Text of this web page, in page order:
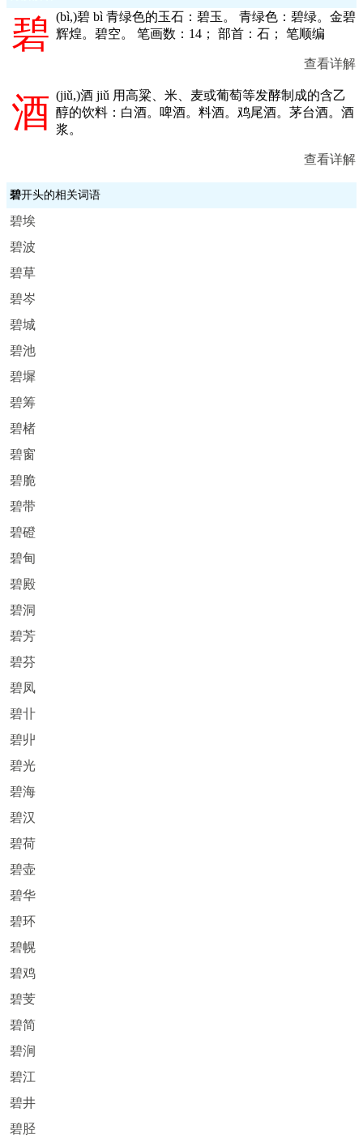
碧 (bì,)碧 bì 青绿色的玉石：碧玉。 青绿色：碧绿。金碧
辉煌。碧空。 笔画数：14； 部首：石； 笔顺编
查看详解
酒 (jiǔ,)酒 jiǔ 用高粱、米、麦或葡萄等发酵制成的含乙
醇的饮料：白酒。啤酒。料酒。鸡尾酒。茅台酒。酒
浆。
查看详解
碧开头的相关词语
碧埃
碧波
碧草
碧岑
碧城
碧池
碧墀
碧筹
碧楮
碧窗
碧脆
碧带
碧磴
碧甸
碧殿
碧洞
碧芳
碧芬
碧凤
碧卝
碧丱
碧光
碧海
碧汉
碧荷
碧壶
碧华
碧环
碧幌
碧鸡
碧芰
碧简
碧涧
碧江
碧井
碧胫